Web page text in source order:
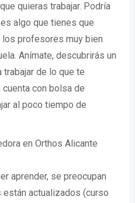
quieras trabajar. Podría
algo que tienes que
profesores muy bien
Anímate, descubrirás un
de lo que te
con bolsa de
al poco tiempo de
en Orthos Alicante
aprender, se preocupan
actualizados (curso